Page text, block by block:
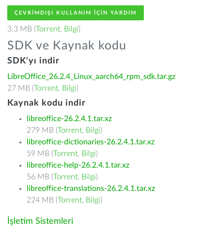
ÇEVRIMDIŞI KULLANIM IÇIN YARDIM
3.3 MB (Torrent, Bilgi)
SDK ve Kaynak kodu
SDK'yı indir
LibreOffice_26.2.4_Linux_aarch64_rpm_sdk.tar.gz
27 MB (Torrent, Bilgi)
Kaynak kodu indir
libreoffice-26.2.4.1.tar.xz
279 MB (Torrent, Bilgi)
libreoffice-dictionaries-26.2.4.1.tar.xz
59 MB (Torrent, Bilgi)
libreoffice-help-26.2.4.1.tar.xz
56 MB (Torrent, Bilgi)
libreoffice-translations-26.2.4.1.tar.xz
224 MB (Torrent, Bilgi)
İşletim Sistemleri